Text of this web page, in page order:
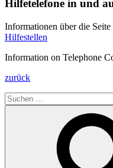
Hilfetelefone in und
Informationen über die Seite
Hilfestellen
Information on Telephone
zurück
Suchen
nach: